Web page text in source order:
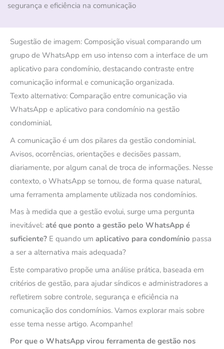
segurança e eficiência na comunicação
Sugestão de imagem: Composição visual comparando um
grupo de WhatsApp em uso intenso com a interface de um
aplicativo para condomínio, destacando contraste entre
comunicação informal e comunicação organizada.
Texto alternativo: Comparação entre comunicação via
WhatsApp e aplicativo para condomínio na gestão
condominial.
A comunicação é um dos pilares da gestão condominial.
Avisos, ocorrências, orientações e decisões passam,
diariamente, por algum canal de troca de informações. Nesse
contexto, o WhatsApp se tornou, de forma quase natural,
uma ferramenta amplamente utilizada nos condomínios.
Mas à medida que a gestão evolui, surge uma pergunta
inevitável: até que ponto a gestão pelo WhatsApp é
suficiente? E quando um aplicativo para condomínio passa
a ser a alternativa mais adequada?
Este comparativo propõe uma análise prática, baseada em
critérios de gestão, para ajudar síndicos e administradores a
refletirem sobre controle, segurança e eficiência na
comunicação dos condomínios. Vamos explorar mais sobre
esse tema nesse artigo. Acompanhe!
Por que o WhatsApp virou ferramenta de gestão nos